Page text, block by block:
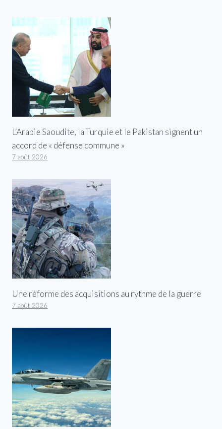
L’Arabie Saoudite, la Turquie et le Pakistan signent un
accord de « défense commune »
7 août 2026
Une réforme des acquisitions au rythme de la guerre
7 août 2026